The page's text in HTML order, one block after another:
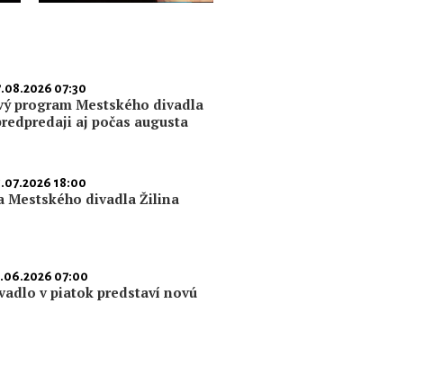
07:30
program Mestského divadla
aj počas augusta
18:00
Mestského divadla Žilina
07:00
v piatok predstaví novú